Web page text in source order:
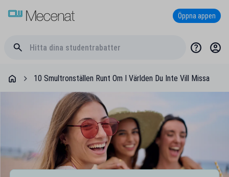
Öppna appen
10 Smultronställen Runt Om I Världen Du Inte Vill Missa